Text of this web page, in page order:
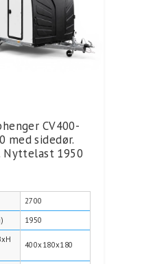
CV400-
med sidedør.
Nyttelast 1950
2700
1950
400x180x180